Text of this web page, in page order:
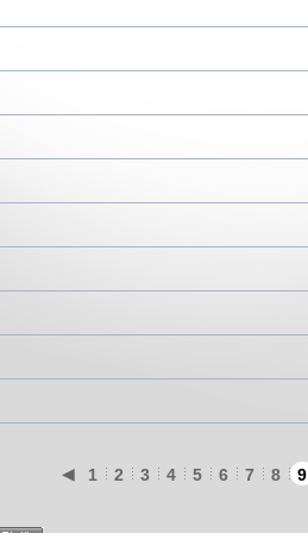
◀ 1 2 3 4 5 6 7 8 9